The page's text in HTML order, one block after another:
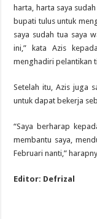
harta, harta saya
bupati tulus untuk
saya sudah tua saya
ini,” kata Azis
menghadiri pelantikan
Setelah itu, Azis juga
untuk dapat bekerja
“Saya berharap
membantu saya,
Februari nanti,”
Editor: Defrizal